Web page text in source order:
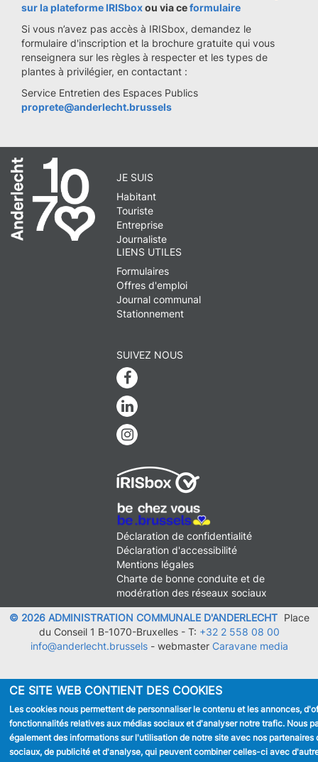
sur la plateforme IRISboxou via ceformulaire
Si vous n’avez pas accès à IRISbox, demandez le
formulaire d'inscription et la brochure gratuite qui vous
renseignera sur les règles à respecter et les types de
plantes à privilégier, en contactant :
Service Entretien des Espaces Publics
proprete@anderlecht.brussels
JE SUIS
Habitant
Touriste
Entreprise
Journaliste
LIENS UTILES
Formulaires
Offres d'emploi
Journal communal
Stationnement
SUIVEZ NOUS
Facebook
Linkedin
Instagram
MENU
FOOTER
LEGAL
Déclaration de confidentialité
Déclaration d'accessibilité
Mentions légales
Charte de bonne conduite et de
modération des réseaux sociaux
© 2026 ADMINISTRATION COMMUNALE D'ANDERLECHT
Place
du Conseil 1 B-1070-Bruxelles - T: +32 2 558 08 00
info@anderlecht.brussels- webmaster Caravane media
CE SITE WEB CONTIENT DES COOKIES
Les cookies nous permettent de personnaliser le contenu et les annonces,
fonctionnalités relatives aux médias sociaux et d'analyser notre trafic. Nous
également des informations sur l'utilisation de notre site avec nos partenaires
sociaux, de publicité et d'analyse, qui peuvent combiner celles-ci avec